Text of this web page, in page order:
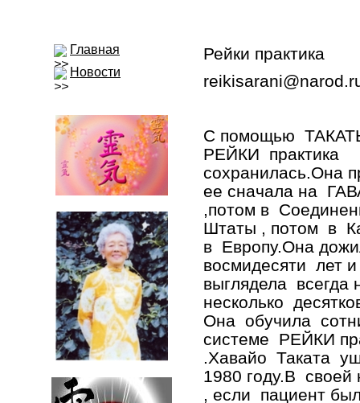
Главная
Новости
Рейки практика
С помощью
РЕЙКИ практика
сохранилась.Она
ее сначала на
,потом в
Штаты , потом в
в Европу.Она
восмидесяти лет
выглядела всегда
несколько
Она обучила
системе РЕЙКИ
.Хавайо Таката
1980 году.В своей
, если пациент